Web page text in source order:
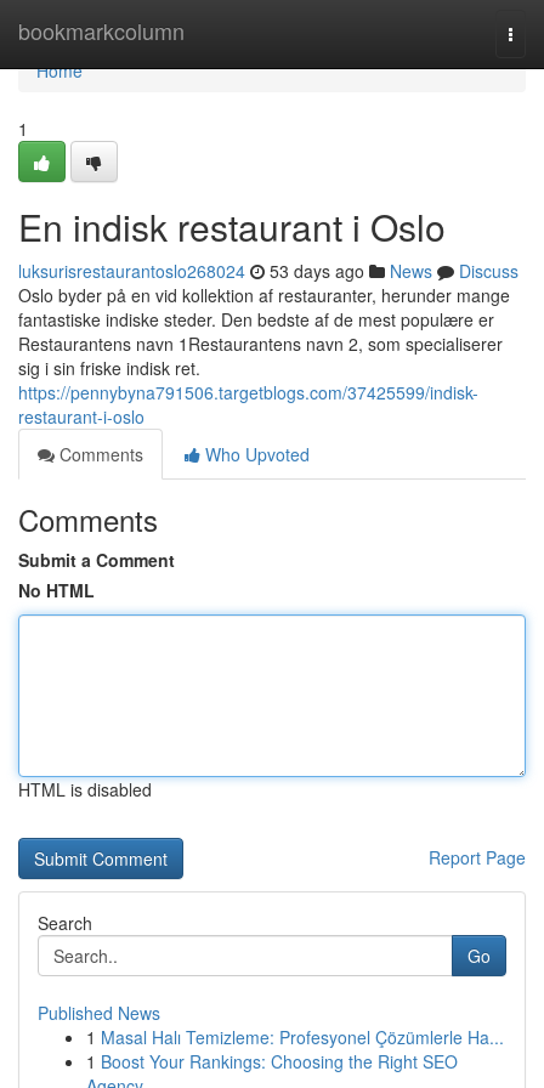
bookmarkcolumn
Home
Home
1
En indisk restaurant i Oslo
luksurisrestaurantoslo268024 53 days ago News
Discuss
Oslo byder på en vid kollektion af restauranter, herunder mange
fantastiske indiske steder. Den bedste af de mest populære er
Restaurantens navn 1Restaurantens navn 2, som specialiserer
sig i sin friske indisk ret.
https://pennybyna791506.targetblogs.com/37425599/indisk-
restaurant-i-oslo
Comments
Who Upvoted
Comments
Submit a Comment
No HTML
HTML is disabled
Report Page
Search
Go
Published News
1 Masal Halı Temizleme: Profesyonel Çözümlerle Ha...
1 Boost Your Rankings: Choosing the Right SEO